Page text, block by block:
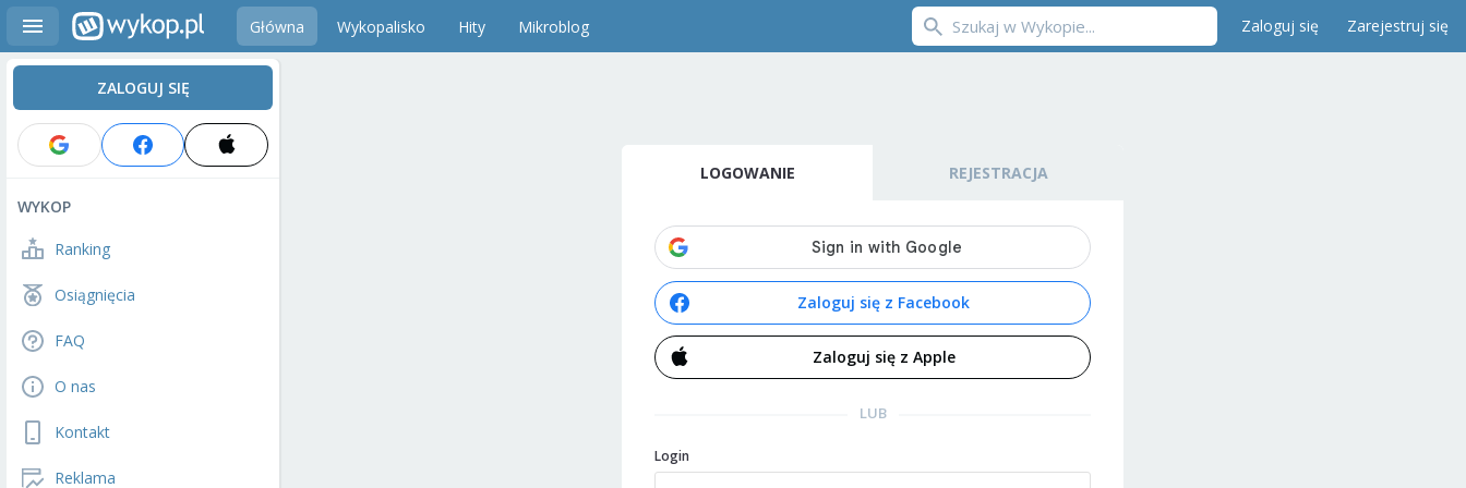
Główna Wykopalisko Hity Mikroblog Zaloguj się Zarejestruj się
ZALOGUJ SIĘ
WYKOP
Ranking
Osiągnięcia
FAQ
O nas
Kontakt
Reklama
LOGOWANIE REJESTRACJA
Zaloguj się z Facebook
Zaloguj się z Apple
LUB
Login